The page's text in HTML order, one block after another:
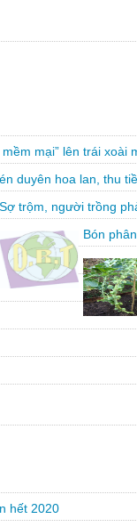
mại” lên trái xoài
duyên hoa lan, thu
Sợ trộm, người trồng
Bón
hết 2020